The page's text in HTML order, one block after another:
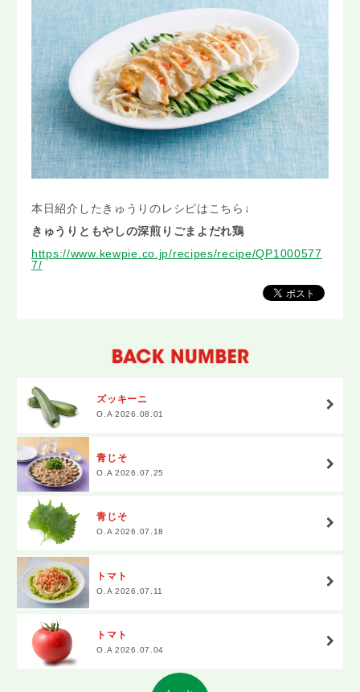
本日紹介したきゅうりのレシピはこちら↓
きゅうりともやしの深煎りごまよだれ鶏
https://www.kewpie.co.jp/recipes/recipe/QP1000577
7/
ズッキーニ
O.A 2026.08.01
青じそ
O.A 2026.07.25
青じそ
O.A 2026.07.18
トマト
O.A 2026.07.11
トマト
O.A 2026.07.04